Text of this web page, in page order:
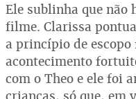
Ele sublinha que não
filme. Clarissa
a princípio de
acontecimento
com o Theo e ele foi
crianças, só que, em